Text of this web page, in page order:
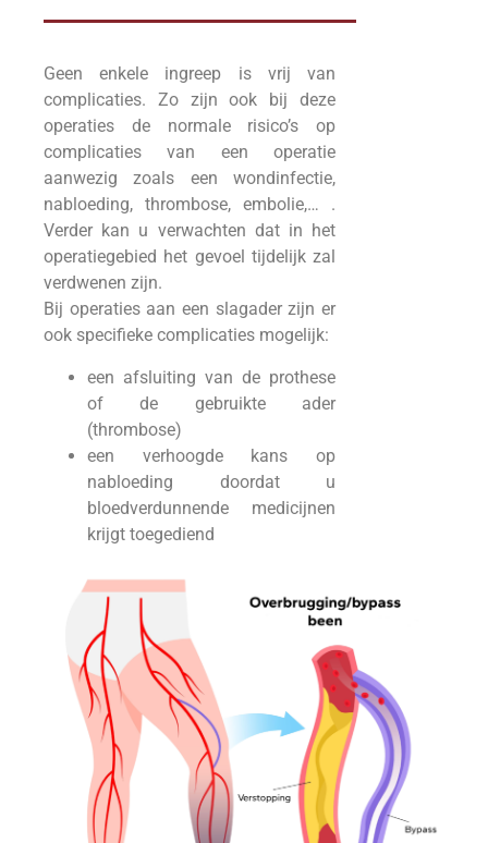
Geen enkele ingreep is vrij van
complicaties. Zo zijn ook bij deze
operaties de normale risico’s op
complicaties van een operatie
aanwezig zoals een wondinfectie,
nabloeding, thrombose, embolie,… .
Verder kan u verwachten dat in het
operatiegebied het gevoel tijdelijk zal
verdwenen zijn.
Bij operaties aan een slagader zijn er
ook specifieke complicaties mogelijk:
een afsluiting van de prothese
of de gebruikte ader
(thrombose)
een verhoogde kans op
nabloeding doordat u
bloedverdunnende medicijnen
krijgt toegediend